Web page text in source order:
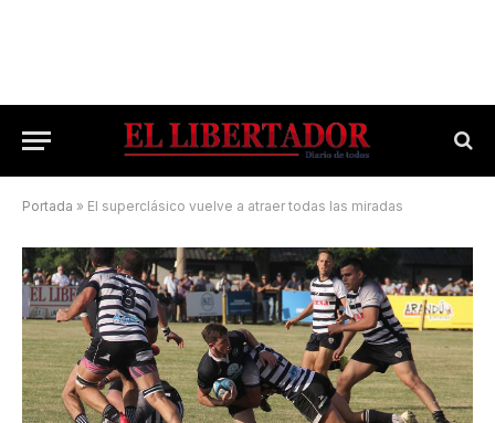
Portada » El superclásico vuelve a atraer todas las miradas